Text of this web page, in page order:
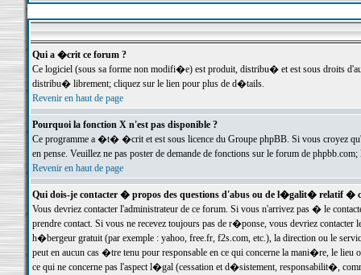
Qui a �crit ce forum ?
Ce logiciel (sous sa forme non modifi�e) est produit, distribu� et est sous droits
distribu� librement; cliquez sur le lien pour plus de d�tails.
Revenir en haut de page
Pourquoi la fonction X n'est pas disponible ?
Ce programme a �t� �crit et est sous licence du Groupe phpBB. Si vous croyez
en pense. Veuillez ne pas poster de demande de fonctions sur le forum de
Revenir en haut de page
Qui dois-je contacter � propos des questions d'abus ou de l�galit� relatif �
Vous devriez contacter l'administrateur de ce forum. Si vous n'arrivez pas � le
prendre contact. Si vous ne recevez toujours pas de r�ponse, vous devriez
h�bergeur gratuit (par exemple : yahoo, free.fr, f2s.com, etc.), la direction ou le
peut en aucun cas �tre tenu pour responsable en ce qui concerne la mani�re, le
ce qui ne concerne pas l'aspect l�gal (cessation et d�sistement, responsabilit�,